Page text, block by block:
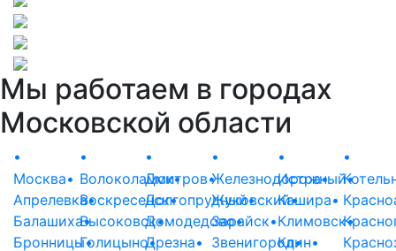
Мы работаем в городах
Московской области
•
Москва•
Апрелевка•
Балашиха•
Бронницы•
•
Волоколамск•
Воскресенск•
Высоковск•
Голицыно•
•
Дмитров•
Долгопрудный•
Домодедово•
Дрезна•
•
Железнодорожный•
Жуковский•
Зарайск•
Звенигород•
•
Истра•
Кашира•
Климовск•
Клин•
•